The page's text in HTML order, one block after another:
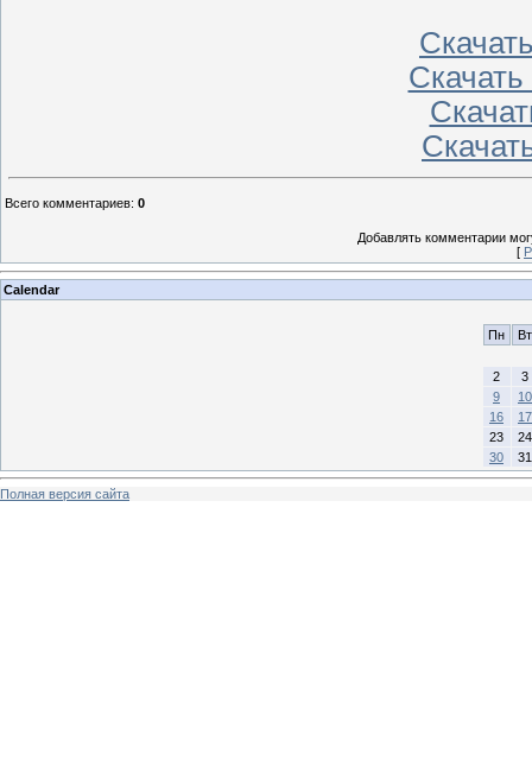
Всего комментариев: 0
Добавлять комментарии
[
Calendar
Пн Вт
2
3
9
10
16
17
23
24
30
31
Полная версия сайта